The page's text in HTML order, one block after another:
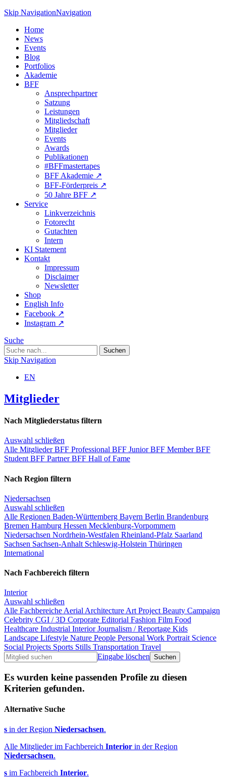
Skip NavigationNavigation
Home
News
Events
Blog
Portfolios
Akademie
BFF
Ansprechpartner
Satzung
Leistungen
Mitgliedschaft
Mitglieder
Events
Awards
Publikationen
#BFFmastertapes
BFF Akademie ↗︎
BFF-Förderpreis ↗︎
50 Jahre BFF ↗︎
Service
Linkverzeichnis
Fotorecht
Gutachten
Intern
KI Statement
Kontakt
Impressum
Disclaimer
Newsletter
Shop
English Info
Facebook ↗︎
Instagram ↗︎
Suche
Skip Navigation
EN
Mitglieder
Nach Mitgliederstatus filtern
Auswahl schließen
Alle MitgliederBFF Professional BFF JuniorBFF MemberBFF
Student BFF PartnerBFF Hall of Fame
Nach Region filtern
Niedersachsen
Auswahl schließen
Alle Regionen Baden-Württemberg Bayern Berlin Brandenburg
Bremen Hamburg Hessen Mecklenburg-Vorpommern
Niedersachsen Nordrhein-Westfalen Rheinland-Pfalz Saarland
Sachsen Sachsen-Anhalt Schleswig-Holstein Thüringen
International
Nach Fachbereich filtern
Interior
Auswahl schließen
Alle Fachbereiche Aerial Architecture Art Project Beauty Campaign
Celebrity CGI / 3D Corporate Editorial Fashion Film Food
Healthcare Industrial InteriorJournalism / Reportage Kids
Landscape Lifestyle Nature People Personal Work Portrait Science
Social Projects Sports Stills Transportation Travel
Eingabe löschen
Es wurden keine passenden Profile zu diesen
Kriterien gefunden.
Alternative Suche
s in der Region Niedersachsen.
Alle Mitglieder im Fachbereich Interior in der Region
Niedersachsen.
s im Fachbereich Interior.